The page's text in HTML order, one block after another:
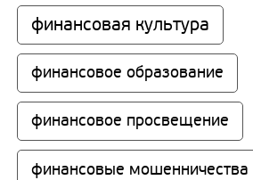
финансовая культура
финансовое образование
финансовое просвещение
финансовые мошенничества